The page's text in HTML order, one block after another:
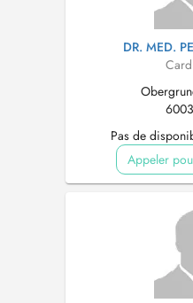
DR. MED.
Pas de
Appeler